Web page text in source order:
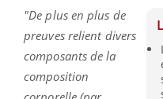
"De plus en plus de
preuves relient divers
composants de la
composition